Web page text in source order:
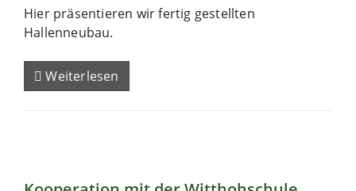
Hier präsentieren wir fertig gestellten
Hallenneubau.
Weiterlesen